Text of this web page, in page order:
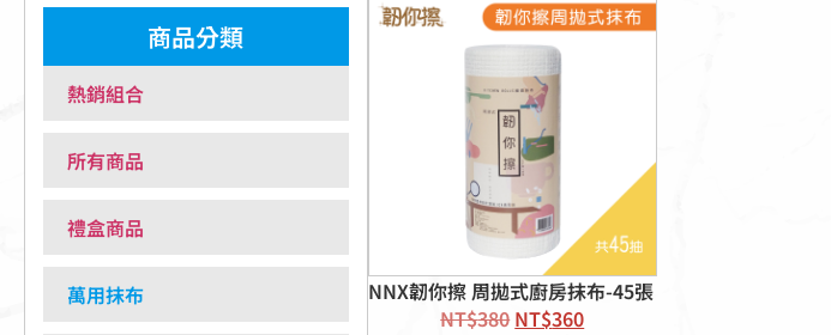
商品分類
熱銷組合
所有商品
禮盒商品
萬用抹布
NNX韌你擦 周拋式廚房抹布-45張
NT$380NT$360